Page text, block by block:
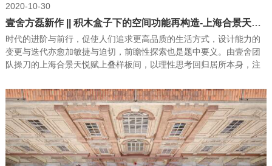
2020-10-30
壹舍方磊新作 || 积木盒子下的空间功能再构造-上海合景天悦赋上叠样板间
时代的进阶与前行，促使人们追求更高品质的生活方式，设计能力的
变更与迭代亦愈加敏捷与迫切，前瞻性探索也是题中要义。由壹舍团
队操刀的上海合景天悦赋上叠样板间，以理性思考回归居所本身，注
挖掘更多美好与潜能。